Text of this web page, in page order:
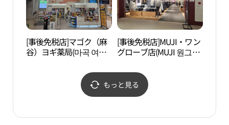
[事後免税店]マゴク（麻
谷）ヨギ薬局(마곡 여기
[事後免税店]MUJI・ワン
グローブ店(MUJI 원그로
もっと見る